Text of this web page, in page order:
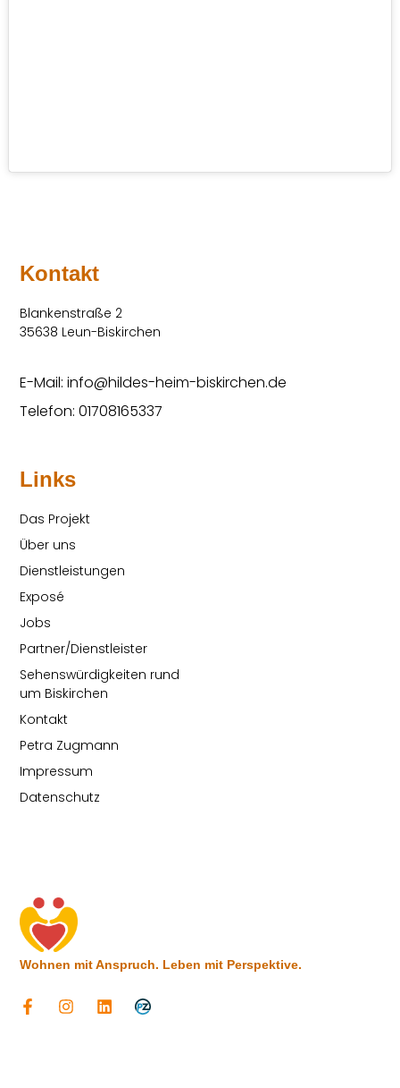
Wohnen mit Anspruch. Leben mit Perspektive.
Links
Das Projekt
Über uns
Dienstleistungen
Exposé
Jobs
Partner/Dienstleister
Sehenswürdigkeiten rund
um Biskirchen
Kontakt
Petra Zugmann
Impressum
Datenschutz
Kontakt
Blankenstraße 2
35638 Leun-Biskirchen
E-Mail: info@hildes-heim-biskirchen.de
Telefon: 01708165337